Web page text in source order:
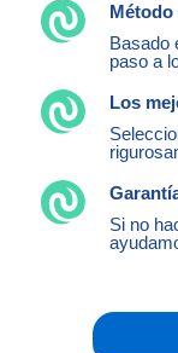
Método
Basado
paso a
Los
Si no